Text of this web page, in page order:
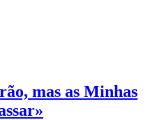
mas as Minhas